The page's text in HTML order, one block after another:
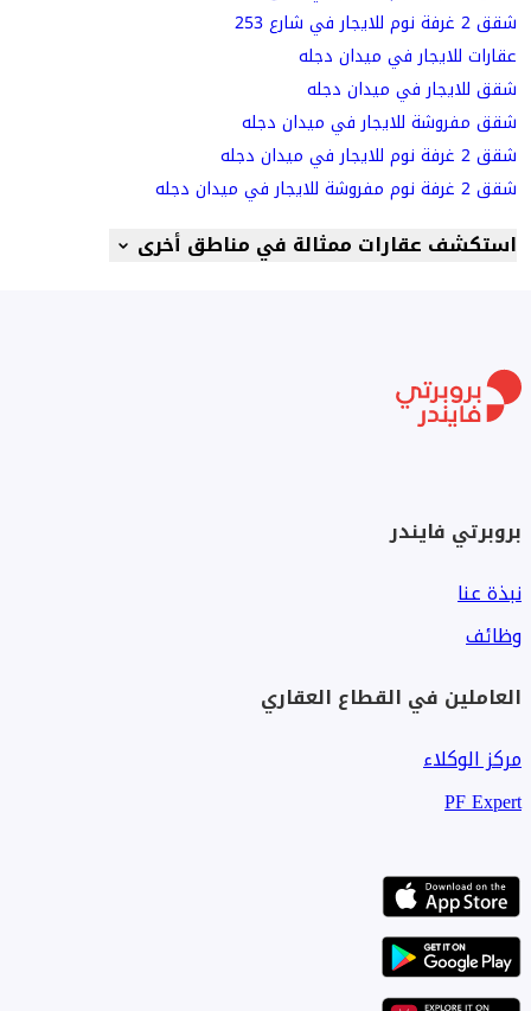
شقق 2 غرفة نوم للايجار في شارع 253
عقارات للايجار في ميدان دجله
شقق للايجار في ميدان دجله
شقق مفروشة للايجار في ميدان دجله
شقق 2 غرفة نوم للايجار في ميدان دجله
شقق 2 غرفة نوم مفروشة للايجار في ميدان دجله
استكشف عقارات ممثالة في مناطق أخرى
بروبرتي فايندر
نبذة عنا
وظائف
العاملين في القطاع العقاري
مركز الوكلاء
PF Expert